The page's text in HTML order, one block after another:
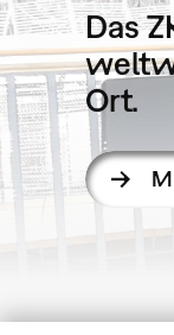
Das
Ort.